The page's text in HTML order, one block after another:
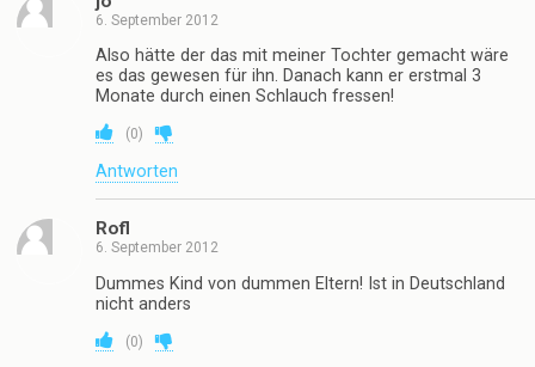
6. September 2012
Also hätte der das mit meiner Tochter gemacht wäre
es das gewesen für ihn. Danach kann er erstmal 3
Monate durch einen Schlauch fressen!
(0)
Antworten
Rofl
6. September 2012
Dummes Kind von dummen Eltern! Ist in Deutschland
nicht anders
(0)